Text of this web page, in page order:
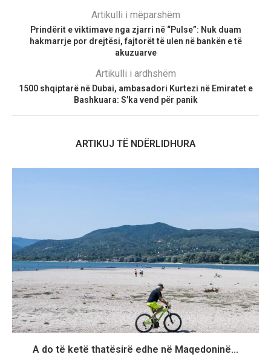
Artikulli i mëparshëm
Prindërit e viktimave nga zjarri në “Pulse”: Nuk duam
hakmarrje por drejtësi, fajtorët të ulen në bankën e të
akuzuarve
Artikulli i ardhshëm
1500 shqiptarë në Dubai, ambasadori Kurtezi në Emiratet e
Bashkuara: S’ka vend për panik
ARTIKUJ TË NDËRLIDHURA
A do të ketë thatësirë edhe në Maqedoninë...